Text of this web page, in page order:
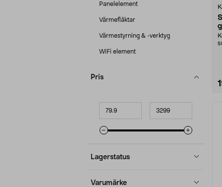
Panelelement
Värmefläktar
Värmestyrning & -verktyg
WiFi element
Pris
Lagerstatus
Varumärke